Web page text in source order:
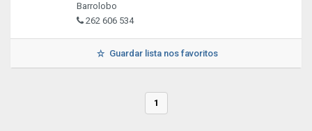
Barrolobo
262 606 534
Guardar lista nos favoritos
1